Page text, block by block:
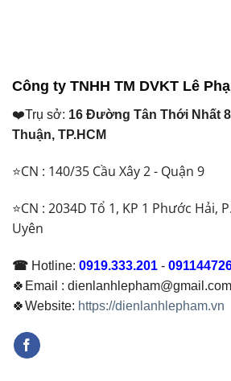
Lạnh
Dùng
Bắt
Phải
Bảo
Ổn
Công ty TNHH TM DVKT Lê
❤️Trụ sở: 16 Đường Tân Thới Nhất
Thuận, TP.HCM
⭐CN : 140/35 Cầu Xây 2 - Quận 9
⭐CN : 2034D Tổ 1, KP 1 Phước Hải,
Uyên
☎ Hotline: 0919.333.201 -
🍀Email : dienlanhlepham@gmail.com
🍀Website: https://dienlanhlepham.vn